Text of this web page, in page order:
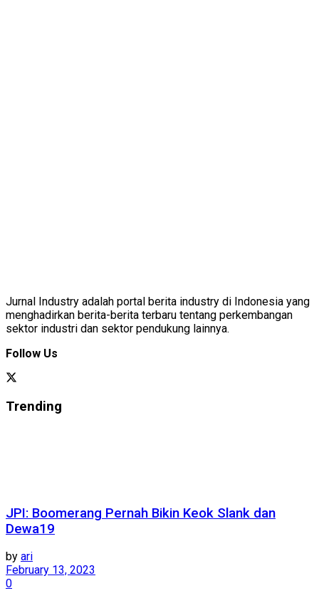
Jurnal Industry adalah portal berita industry di Indonesia yang
menghadirkan berita-berita terbaru tentang perkembangan
sektor industri dan sektor pendukung lainnya.
Follow Us
Trending
JPI: Boomerang Pernah Bikin Keok Slank dan
Dewa19
by ari
February 13, 2023
0